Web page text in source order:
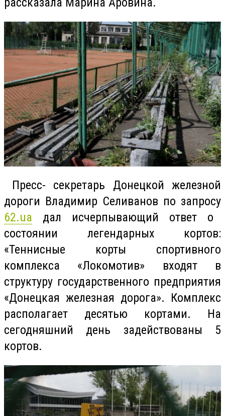
Пресс- секретарь Донецкой железной
дороги Владимир Селиванов по запросу
62.ua дал исчерпывающий ответ о
состоянии легендарных кортов:
«Теннисные корты спортивного
комплекса «Локомотив» входят в
структуру государственного предприятия
«Донецкая железная дорога». Комплекс
располагает десятью кортами. На
сегодняшний день задействованы 5
кортов.